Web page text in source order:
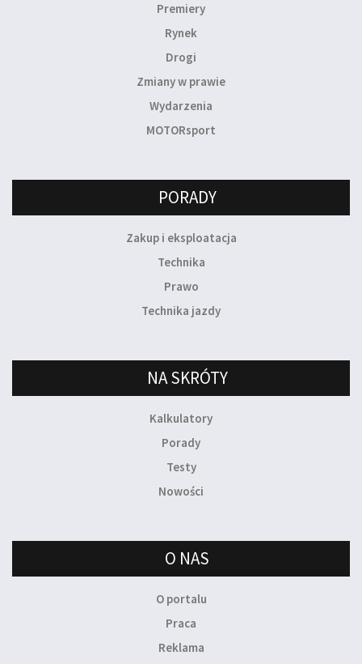
Premiery
Rynek
Drogi
Zmiany w prawie
Wydarzenia
MOTORsport
PORADY
Zakup i eksploatacja
Technika
Prawo
Technika jazdy
NA SKRÓTY
Kalkulatory
Porady
Testy
Nowości
O NAS
O portalu
Praca
Reklama